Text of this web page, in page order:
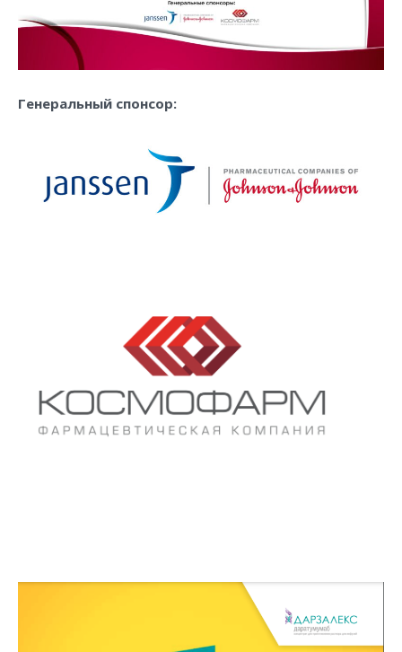
Генеральный спонсор: